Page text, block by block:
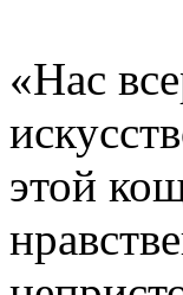
«Нас
этой